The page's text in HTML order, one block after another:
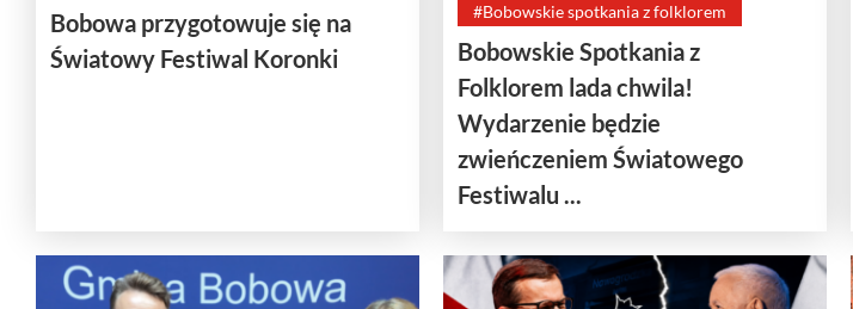
Bobowa przygotowuje się na
Światowy Festiwal Koronki
#Bobowskie spotkania z folklorem
Bobowskie Spotkania z
Folklorem lada chwila!
Wydarzenie będzie
zwieńczeniem Światowego
Festiwalu ...